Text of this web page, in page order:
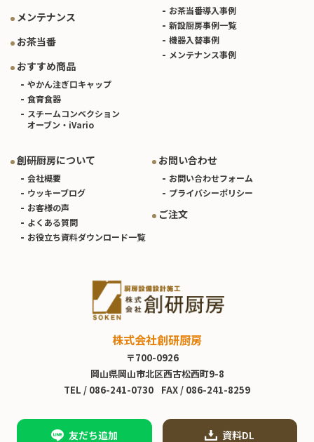
メンテナンス
お茶当番
おすすめ商品
やかん注ぎ口キャップ
食育食器
スチームコンベクション
オーブン・iVario
お茶当番導入事例
新設厨房事例一覧
機器入替事例
メンテナンス事例
創研厨房について
会社概要
ウッキーブログ
お客様の声
よくある質問
お役立ち資料ダウンロード一覧
お問い合わせ
お問い合わせフォーム
プライバシーポリシー
ご注文
株式会社創研厨房
〒700-0926
岡山県岡山市北区西古松西町9-8
TEL / 086-241-0730 FAX / 086-241-8259
友だち追加 資料DL